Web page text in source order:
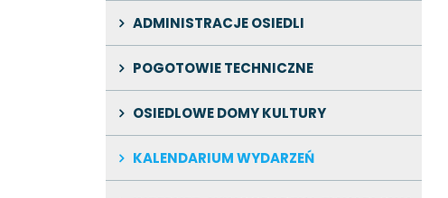
ADMINISTRACJE OSIEDLI
POGOTOWIE TECHNICZNE
OSIEDLOWE DOMY KULTURY
KALENDARIUM WYDARZEŃ